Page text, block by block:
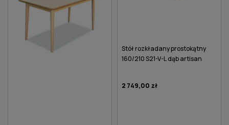
Stół rozkładany prostokątny
160/210 S21-V-L dąb artisan
2 749,00 zł